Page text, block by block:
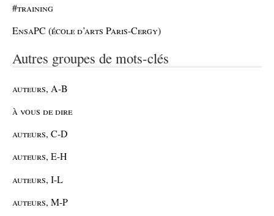
#training
EnsaPC (école d’arts Paris-Cergy)
Autres groupes de mots-clés
auteurs, A-B
à vous de dire
auteurs, C-D
auteurs, E-H
auteurs, I-L
auteurs, M-P